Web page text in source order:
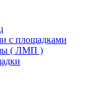
с площадками
( ЛМП )